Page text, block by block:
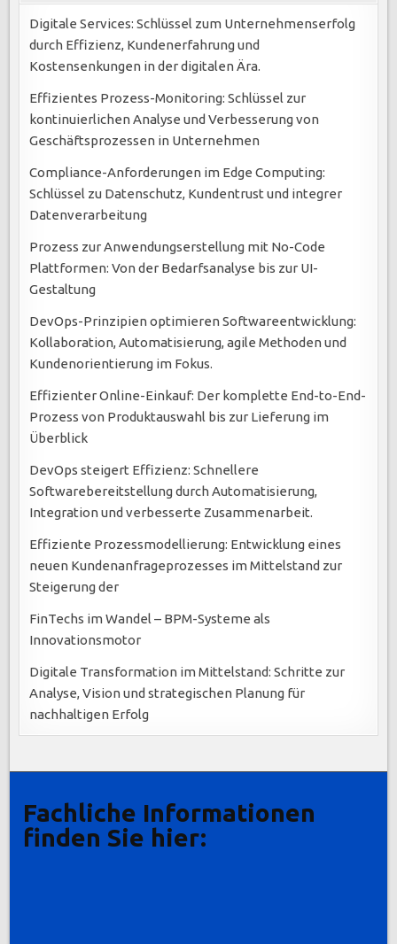
Digitale Services: Schlüssel zum Unternehmenserfolg
durch Effizienz, Kundenerfahrung und
Kostensenkungen in der digitalen Ära.
Effizientes Prozess-Monitoring: Schlüssel zur
kontinuierlichen Analyse und Verbesserung von
Geschäftsprozessen in Unternehmen
Compliance-Anforderungen im Edge Computing:
Schlüssel zu Datenschutz, Kundentrust und integrer
Datenverarbeitung
Prozess zur Anwendungserstellung mit No-Code
Plattformen: Von der Bedarfsanalyse bis zur UI-
Gestaltung
DevOps-Prinzipien optimieren Softwareentwicklung:
Kollaboration, Automatisierung, agile Methoden und
Kundenorientierung im Fokus.
Effizienter Online-Einkauf: Der komplette End-to-End-
Prozess von Produktauswahl bis zur Lieferung im
Überblick
DevOps steigert Effizienz: Schnellere
Softwarebereitstellung durch Automatisierung,
Integration und verbesserte Zusammenarbeit.
Effiziente Prozessmodellierung: Entwicklung eines
neuen Kundenanfrageprozesses im Mittelstand zur
Steigerung der
FinTechs im Wandel – BPM-Systeme als
Innovationsmotor
Digitale Transformation im Mittelstand: Schritte zur
Analyse, Vision und strategischen Planung für
nachhaltigen Erfolg
Fachliche Informationen
finden Sie hier: